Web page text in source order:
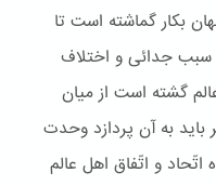
بکار گماشته است تا
سبب جدائی و اختلاف
گشته است از میان
باید به آن پردازد وحدت
و اتّفاق اهل عالم